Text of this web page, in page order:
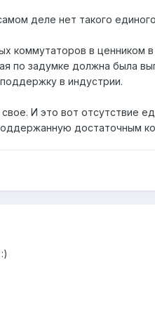
деле нет такого
коммутаторов в
по задумке должна была
в индустрии.
И это вот отсутствие
достаточным